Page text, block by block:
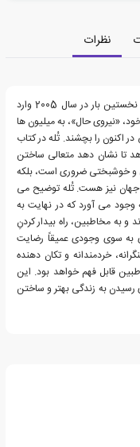
نظرات
کتاب جهانی نو، اثری نوشته ی اکهارت تُله است که نخستین بار در سال 2005 وارد
«نیروی حال»، به میلیون ها
اکنون را بچشند. تُله در کتاب
تا نشان دهد متعالی ساختن
و خوشبختی ضروری است، بلکه
جهان نیز هست. تُله توضیح می
وجود می آورد که در نهایت به
مخاطبین، راه بیدار کردنِ
به سوی وجودی عمیقاً رضایت
خردمندانه و تکان دهنده
قابل فهم خواهد بود. این
به زندگی بهتر و ساختن